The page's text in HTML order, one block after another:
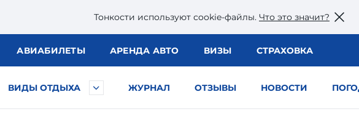
Тонкости используют сookie-файлы. Что это значит?
АВИАБИЛЕТЫ АРЕНДА АВТО ВИЗЫ СТРАХОВКА
ВИДЫ ОТДЫХА ЖУРНАЛ ОТЗЫВЫ НОВОСТИ